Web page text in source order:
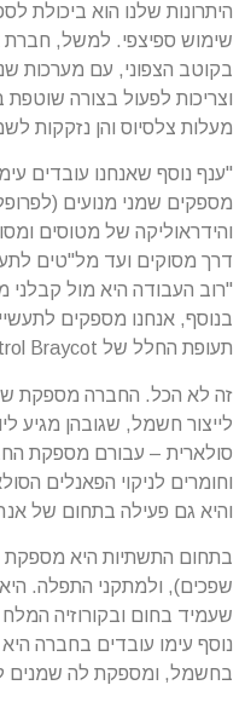
היתרונות שלנו הוא ביכולת
שימוש ספיצפי. למשל, חברת
בקוטב הצפוני, עם מערכות
מעלות צלסיוס והן נזקקות
"ענף נוסף שאנחנו עובדים
מספקים שמני מנועים
והידראוליקה של מטוסים
דרך מסוקים ועד מל"טים
"רוב העבודה היא מול קבלני
בנוסף, אנחנו מספקים
תעופת החלל של Aeroshell / Castrol Braycot".
זה לא הכל. החברה מספקת
סולארית – עבורם מספקת
וחומרים לניקוי הפאנלים
והיא גם פעילה בתחום של
בתחום התשתיות היא מספקת
שפכים), ולמתקני התפלה.
שעמיד בחום ובקורוזיה
נוסף עימו עובדים בחברה
בחשמל, ומספקת לה שמנים